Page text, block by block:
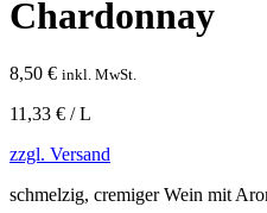
Chardonnay
8,50 € inkl. MwSt.
11,33 € / L
zzgl. Versand
schmelzig, cremiger Wein mit